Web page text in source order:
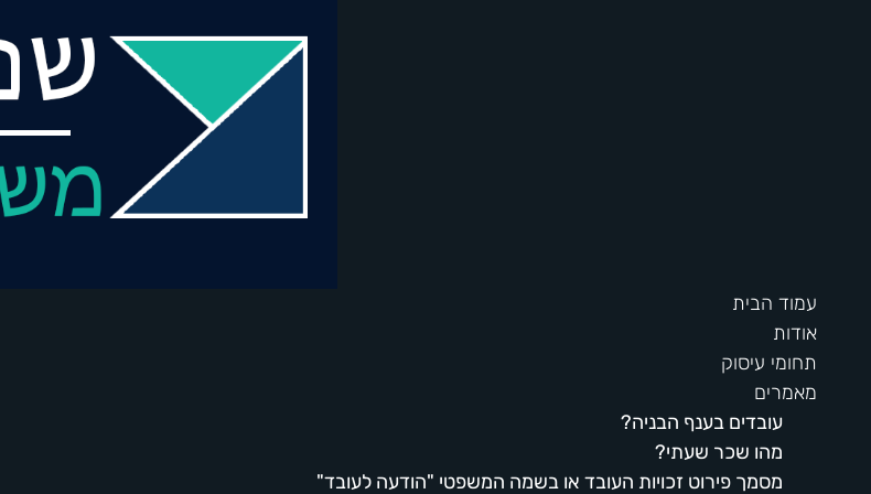
עמוד הבית
אודות
תחומי עיסוק
מאמרים
עובדים בענף הבניה?
מהו שכר שעתי?
מסמך פירוט זכויות העובד או בשמה המשפטי "הודעה לעובד"